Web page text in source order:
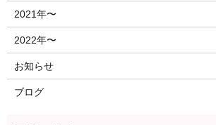
2021年〜
2022年〜
お知らせ
ブログ